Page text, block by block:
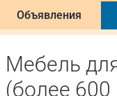
Объявления
Мебель
(более